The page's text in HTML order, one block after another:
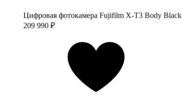
Цифровая фотокамера Fujifilm X-T3 Body Black
209 990 ₽